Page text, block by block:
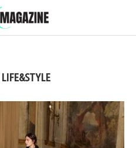
LIFE&STYLE